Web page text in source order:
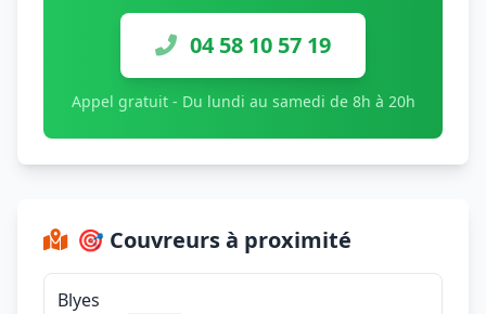
04 58 10 57 19
Appel gratuit - Du lundi au samedi de 8h à 20h
🎯 Couvreurs à proximité
Blyes